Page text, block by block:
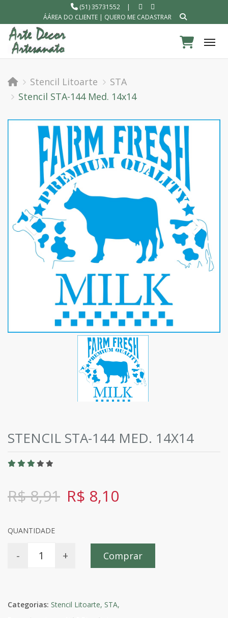
(51) 35731552
|
ÁÁREA DO CLIENTE| QUERO ME CADASTRAR
Stencil Litoarte
STA
Stencil STA-144 Med. 14x14
STENCIL STA-144 MED. 14X14
R$ 8,91 R$ 8,10
QUANTIDADE
- + Comprar
Categorias: Stencil Litoarte, STA,